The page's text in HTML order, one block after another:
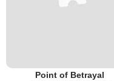
Point of Betrayal